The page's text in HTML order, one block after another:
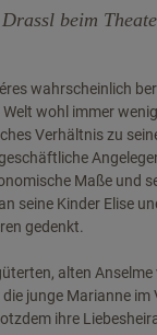
beim
wahrscheinlich
wohl immer
Verhältnis zu
Maße und
seine Kinder Elise
gedenkt.
alten
junge Marianne
ihre